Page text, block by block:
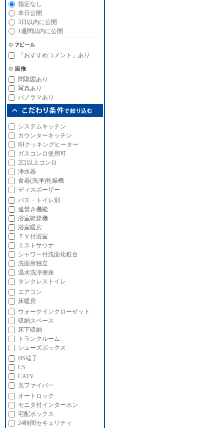
指定なし
本日公開
3日以内に公開
1週間以内に公開
「おすすめコメント」あり
間取図あり
写真あり
パノラマあり
システムキッチン
カウンターキッチン
IHクッキングヒーター
ガスコンロ使用可
2口以上コンロ
浄水器
食器(洗浄)乾燥機
ディスポーザー
バス・トイレ別
追焚き機能
浴室乾燥機
浴室暖房
ＴＶ付浴室
ミストサウナ
シャワー付洗面化粧台
洗面所独立
温水洗浄便座
タンクレストイレ
エアコン
床暖房
ウォークインクローゼット
収納スペース
床下収納
トランクルーム
シューズボックス
BS端子
CS
CATV
光ファイバー
オートロック
モニタ付インターホン
宅配ボックス
24時間セキュリティ